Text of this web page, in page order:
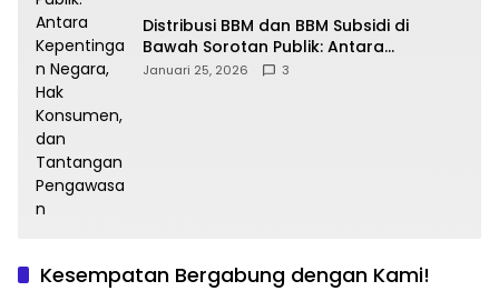
Distribusi BBM dan BBM Subsidi di
Bawah Sorotan Publik: Antara
Kepentingan Negara, Hak Konsumen,
Januari 25, 2026 3
Kesempatan Bergabung dengan Kami!